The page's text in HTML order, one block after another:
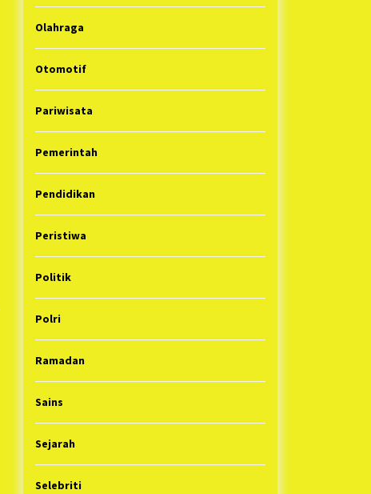
Olahraga
Otomotif
Pariwisata
Pemerintah
Pendidikan
Peristiwa
Politik
Polri
Ramadan
Sains
Sejarah
Selebriti